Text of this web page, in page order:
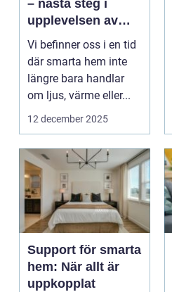
– nästa steg i
upplevelsen av
smarta hem
Vi befinner oss i en tid
där smarta hem inte
längre bara handlar
om ljus, värme eller...
12 december 2025
Support för smarta
hem: När allt är
uppkopplat